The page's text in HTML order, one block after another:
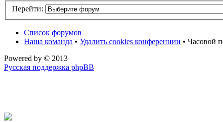
Перейти:
Список форумов
Наша команда • Удалить cookies конференции • Часовой
Powered by © 2013
Русская поддержка phpBB